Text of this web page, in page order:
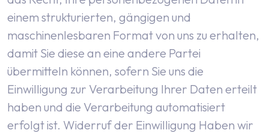
einem strukturierten, gängigen und
maschinenlesbaren Format von uns zu erhalten,
damit Sie diese an eine andere Partei
übermitteln können, sofern Sie uns die
Einwilligung zur Verarbeitung Ihrer Daten erteilt
haben und die Verarbeitung automatisiert
erfolgt ist. Widerruf der Einwilligung Haben wir